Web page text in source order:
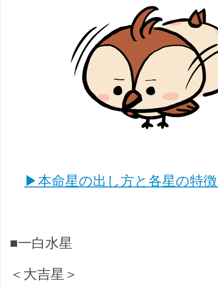
▶本命星の出し方と各星の特
■一白水星
＜大吉星＞